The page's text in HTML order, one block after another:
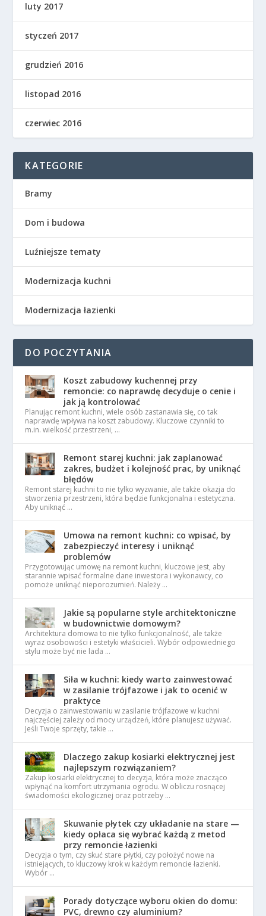
luty 2017
styczeń 2017
grudzień 2016
listopad 2016
czerwiec 2016
KATEGORIE
Bramy
Dom i budowa
Luźniejsze tematy
Modernizacja kuchni
Modernizacja łazienki
DO POCZYTANIA
Koszt zabudowy kuchennej przy
remoncie: co naprawdę decyduje o cenie i
jak ją kontrolować
Planując remont kuchni, wiele osób zastanawia się, co tak
naprawdę wpływa na koszt zabudowy. Kluczowe czynniki to
m.in. wielkość przestrzeni, …
Remont starej kuchni: jak zaplanować
zakres, budżet i kolejność prac, by uniknąć
błędów
Remont starej kuchni to nie tylko wyzwanie, ale także okazja do
stworzenia przestrzeni, która będzie funkcjonalna i estetyczna.
Aby uniknąć …
Umowa na remont kuchni: co wpisać, by
zabezpieczyć interesy i uniknąć
problemów
Przygotowując umowę na remont kuchni, kluczowe jest, aby
starannie wpisać formalne dane inwestora i wykonawcy, co
pomoże uniknąć nieporozumień. Należy …
Jakie są popularne style architektoniczne
w budownictwie domowym?
Architektura domowa to nie tylko funkcjonalność, ale także
wyraz osobowości i estetyki właścicieli. Wybór odpowiedniego
stylu może być nie lada …
Siła w kuchni: kiedy warto zainwestować
w zasilanie trójfazowe i jak to ocenić w
praktyce
Decyzja o zainwestowaniu w zasilanie trójfazowe w kuchni
najczęściej zależy od mocy urządzeń, które planujesz używać.
Jeśli Twoje sprzęty, takie …
Dlaczego zakup kosiarki elektrycznej jest
najlepszym rozwiązaniem?
Zakup kosiarki elektrycznej to decyzja, która może znacząco
wpłynąć na komfort utrzymania ogrodu. W obliczu rosnącej
świadomości ekologicznej oraz potrzeby …
Skuwanie płytek czy układanie na stare —
kiedy opłaca się wybrać każdą z metod
przy remoncie łazienki
Decyzja o tym, czy skuć stare płytki, czy położyć nowe na
istniejących, to kluczowy krok w każdym remoncie łazienki.
Wybór …
Porady dotyczące wyboru okien do domu:
PVC, drewno czy aluminium?